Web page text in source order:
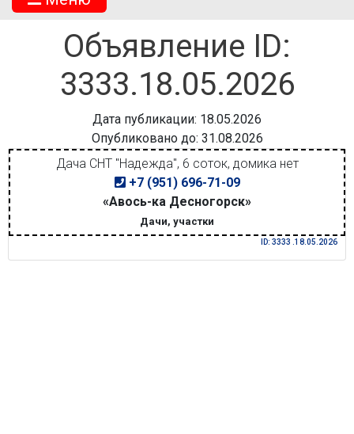
Объявление ID:
3333.18.05.2026
Дата публикации: 18.05.2026
Опубликовано до: 31.08.2026
Дача СНТ "Надежда", 6 соток, домика нет
+7 (951) 696-71-09
«Авось-ка Десногорск»
Дачи, участки
ID: 3333 .18.05.2026